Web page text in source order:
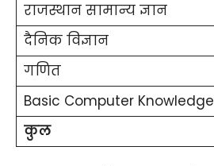
राजस्थान सामान्य ज्ञान
दैनिक विज्ञान
गणित
Basic Computer Knowledge
कुल